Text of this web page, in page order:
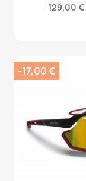
129,00 €
-17,00 €